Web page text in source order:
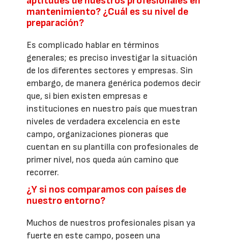
mantenimiento? ¿Cuál es su nivel de
preparación?
Es complicado hablar en términos
generales; es preciso investigar la situación
de los diferentes sectores y empresas. Sin
embargo, de manera genérica podemos decir
que, si bien existen empresas e
instituciones en nuestro país que muestran
niveles de verdadera excelencia en este
campo, organizaciones pioneras que
cuentan en su plantilla con profesionales de
primer nivel, nos queda aún camino que
recorrer.
¿Y si nos comparamos con países de
nuestro entorno?
Muchos de nuestros profesionales pisan ya
fuerte en este campo, poseen una